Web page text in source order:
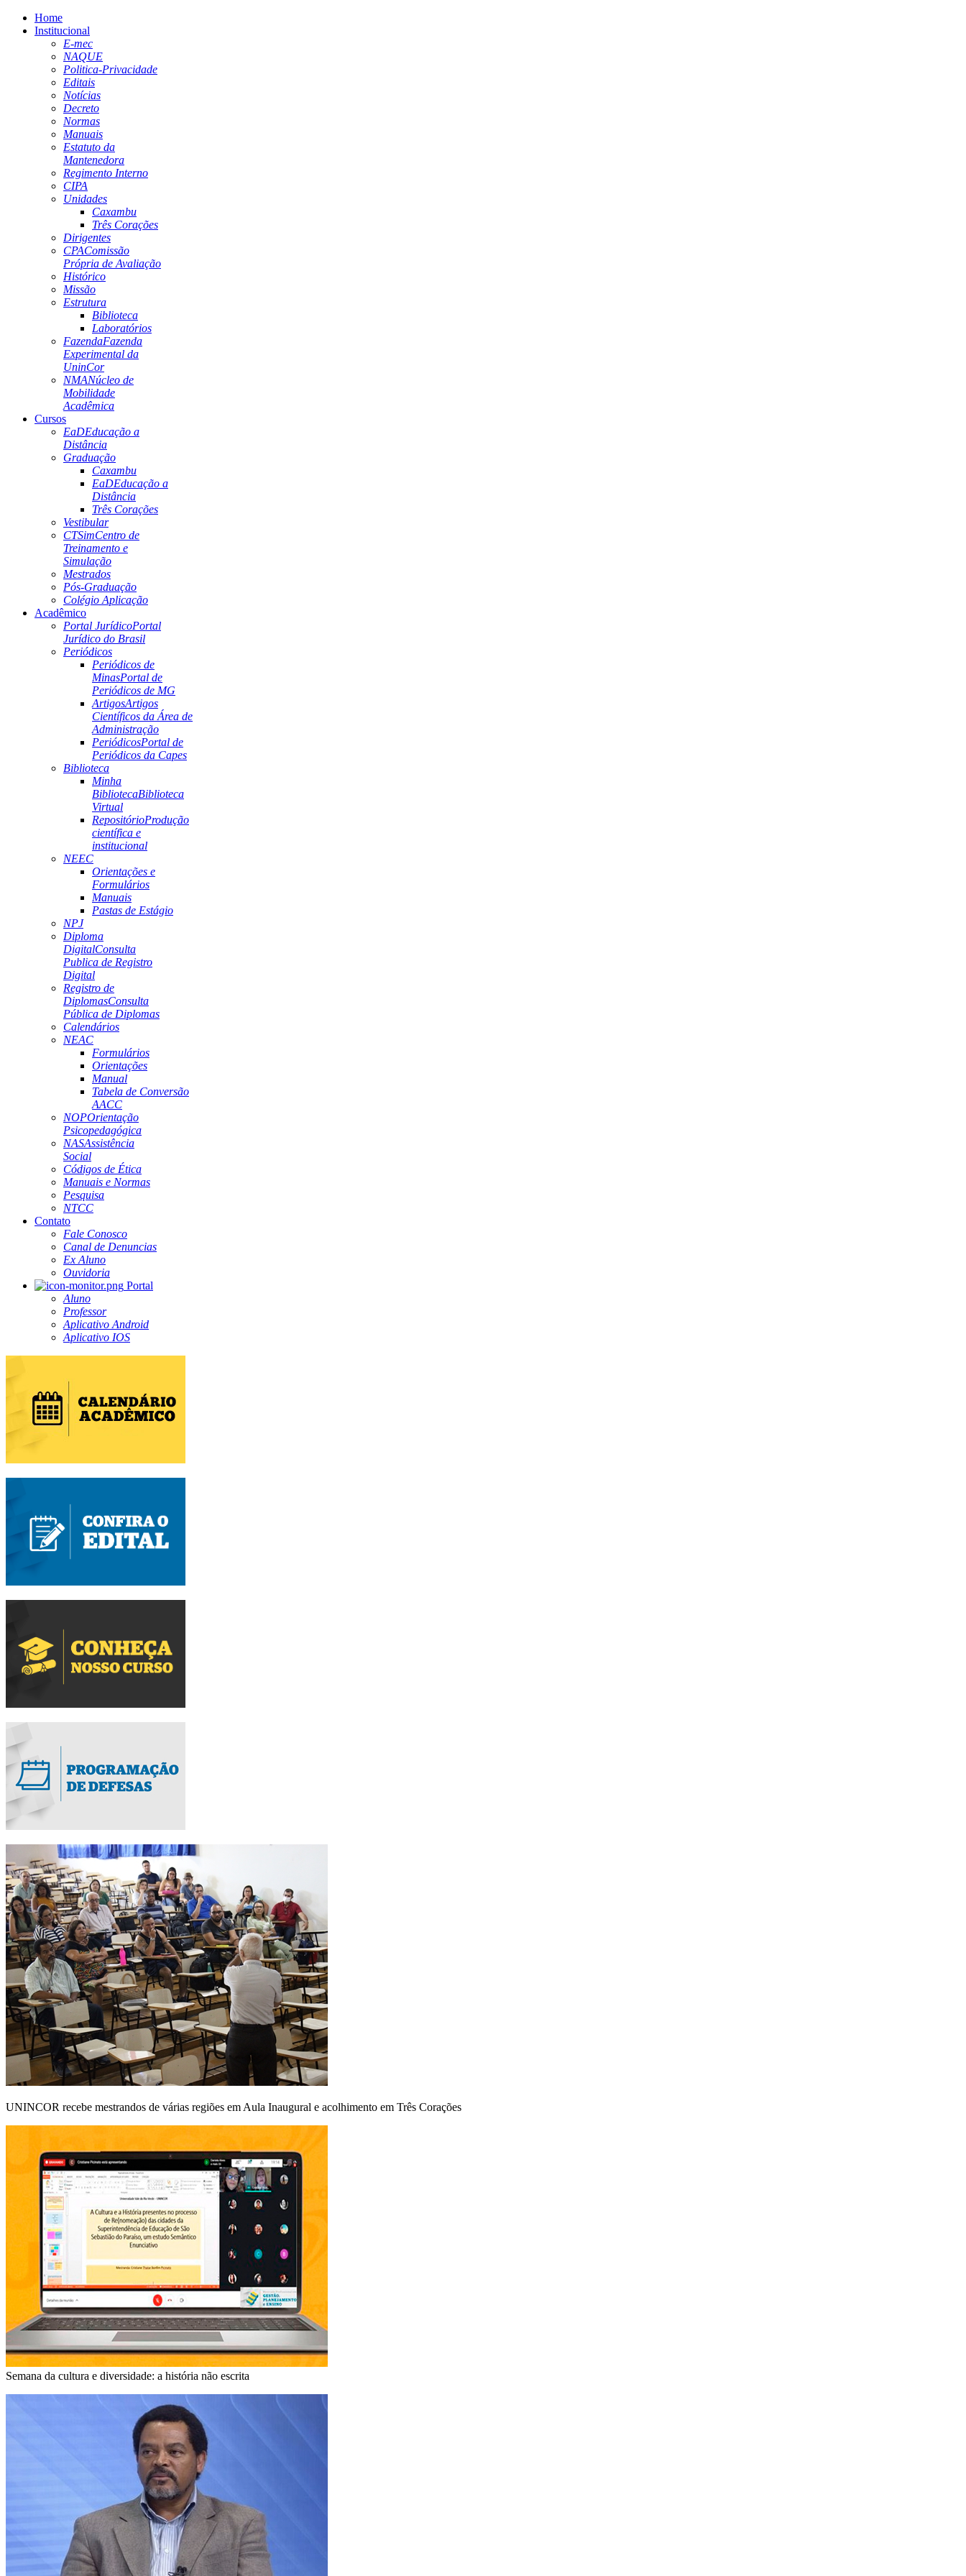
Home
Institucional
E-mec
NAQUE
Politica-Privacidade
Editais
Notícias
Decreto
Normas
Manuais
Estatuto da
Mantenedora
Regimento Interno
CIPA
Unidades
Caxambu
Três Corações
Dirigentes
CPAComissão
Própria de Avaliação
Histórico
Missão
Estrutura
Biblioteca
Laboratórios
FazendaFazenda
Experimental da
UninCor
NMANúcleo de
Mobilidade
Acadêmica
Cursos
EaDEducação a
Distância
Graduação
Caxambu
EaDEducação a
Distância
Três Corações
Vestibular
CTSimCentro de
Treinamento e
Simulação
Mestrados
Pós-Graduação
Colégio Aplicação
Acadêmico
Portal JurídicoPortal
Jurídico do Brasil
Periódicos
Periódicos de
MinasPortal de
Periódicos de MG
ArtigosArtigos
Científicos da Área de
Administração
PeriódicosPortal de
Periódicos da Capes
Biblioteca
Minha
BibliotecaBiblioteca
Virtual
RepositórioProdução
científica e
institucional
NEEC
Orientações e
Formulários
Manuais
Pastas de Estágio
NPJ
Diploma
DigitalConsulta
Publica de Registro
Digital
Registro de
DiplomasConsulta
Pública de Diplomas
Calendários
NEAC
Formulários
Orientações
Manual
Tabela de Conversão
AACC
NOPOrientação
Psicopedagógica
NASAssistência
Social
Códigos de Ética
Manuais e Normas
Pesquisa
NTCC
Contato
Fale Conosco
Canal de Denuncias
Ex Aluno
Ouvidoria
Portal
Aluno
Professor
Aplicativo Android
Aplicativo IOS
UNINCOR recebe mestrandos de várias regiões em Aula Inaugural e acolhimento em Três Corações
Semana da cultura e diversidade: a história não escrita